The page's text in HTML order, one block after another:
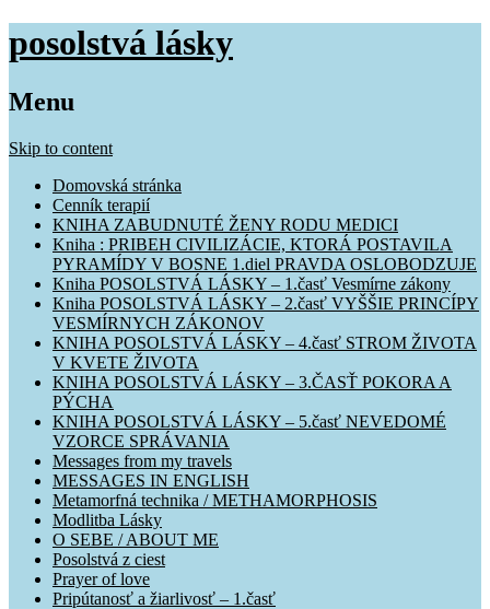
posolstvá lásky
Menu
Skip to content
Domovská stránka
Cenník terapií
KNIHA ZABUDNUTÉ ŽENY RODU MEDICI
Kniha : PRIBEH CIVILIZÁCIE, KTORÁ POSTAVILA
PYRAMÍDY V BOSNE 1.diel PRAVDA OSLOBODZUJE
Kniha POSOLSTVÁ LÁSKY – 1.časť Vesmírne zákony
Kniha POSOLSTVÁ LÁSKY – 2.časť VYŠŠIE PRINCÍPY
VESMÍRNYCH ZÁKONOV
KNIHA POSOLSTVÁ LÁSKY – 4.časť STROM ŽIVOTA
V KVETE ŽIVOTA
KNIHA POSOLSTVÁ LÁSKY – 3.ČASŤ POKORA A
PÝCHA
KNIHA POSOLSTVÁ LÁSKY – 5.časť NEVEDOMÉ
VZORCE SPRÁVANIA
Messages from my travels
MESSAGES IN ENGLISH
Metamorfná technika / METHAMORPHOSIS
Modlitba Lásky
O SEBE / ABOUT ME
Posolstvá z ciest
Prayer of love
Pripútanosť a žiarlivosť – 1.časť